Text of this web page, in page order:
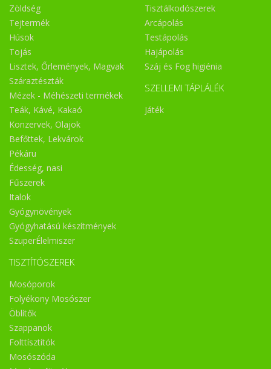
Zöldség
Tejtermék
Húsok
Tojás
Lisztek, Őrlemények, Magvak
Száraztészták
Mézek - Méhészeti termékek
Teák, Kávé, Kakaó
Konzervek, Olajok
Befőttek, Lekvárok
Pékáru
Édesség, nasi
Fűszerek
Italok
Gyógynövények
Gyógyhatású készítmények
SzuperÉlelmiszer
TISZTÍTÓSZEREK
Mosóporok
Folyékony Mosószer
Öblítők
Szappanok
Folttísztítók
Mosószóda
Tisztálkodószerek
Arcápolás
Testápolás
Hajápolás
Száj és Fog higiénia
SZELLEMI TÁPLÁLÉK
Játék